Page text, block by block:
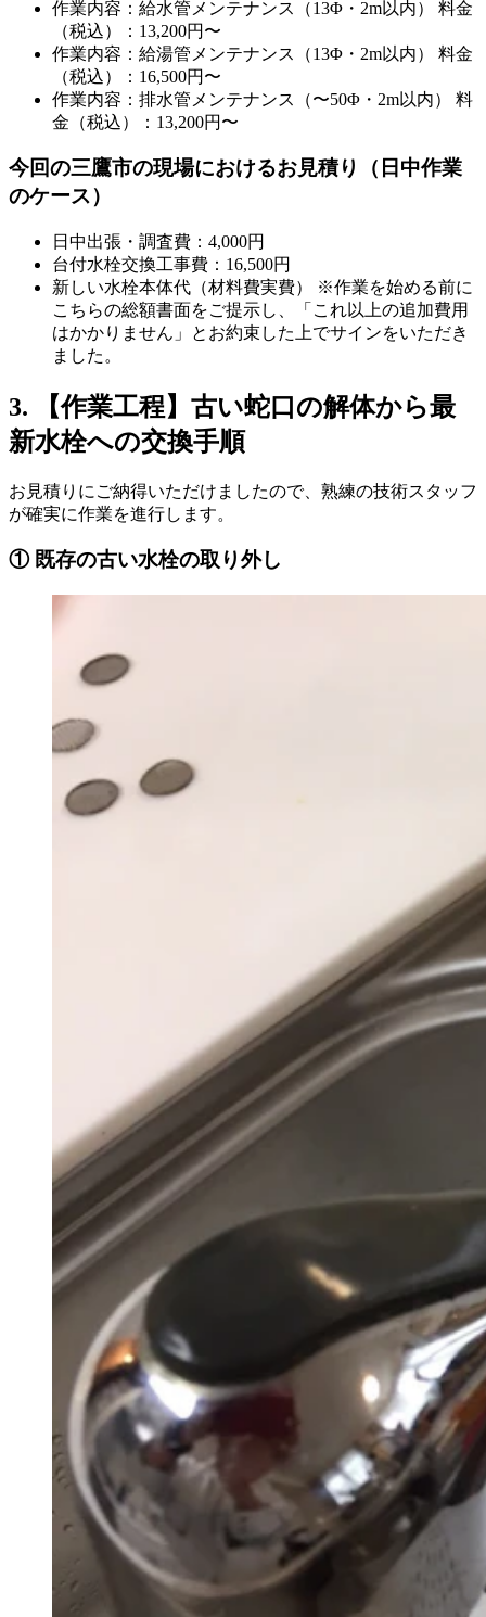
作業内容：給水管メンテナンス（13Φ・2m以内） 料金
（税込）：13,200円〜
作業内容：給湯管メンテナンス（13Φ・2m以内） 料金
（税込）：16,500円〜
作業内容：排水管メンテナンス（〜50Φ・2m以内） 料
金（税込）：13,200円〜
今回の三鷹市の現場におけるお見積り（日中作業
のケース）
日中出張・調査費：4,000円
台付水栓交換工事費：16,500円
新しい水栓本体代（材料費実費） ※作業を始める前に
こちらの総額書面をご提示し、「これ以上の追加費用
はかかりません」とお約束した上でサインをいただき
ました。
3. 【作業工程】古い蛇口の解体から最
新水栓への交換手順
お見積りにご納得いただけましたので、熟練の技術スタッフ
が確実に作業を進行します。
① 既存の古い水栓の取り外し